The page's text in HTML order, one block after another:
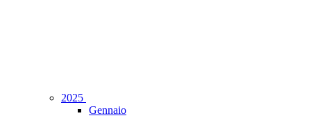
2025
Gennaio